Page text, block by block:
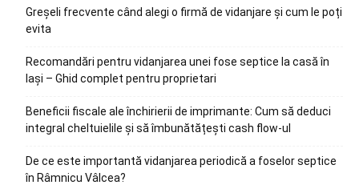
Greșeli frecvente când alegi o firmă de vidanjare și cum le poți
evita
Recomandări pentru vidanjarea unei fose septice la casă în
Iași – Ghid complet pentru proprietari
Beneficii fiscale ale închirierii de imprimante: Cum să deduci
integral cheltuielile și să îmbunătățești cash flow-ul
De ce este importantă vidanjarea periodică a foselor septice
în Râmnicu Vâlcea?